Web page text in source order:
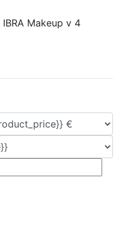
Makeup v 4